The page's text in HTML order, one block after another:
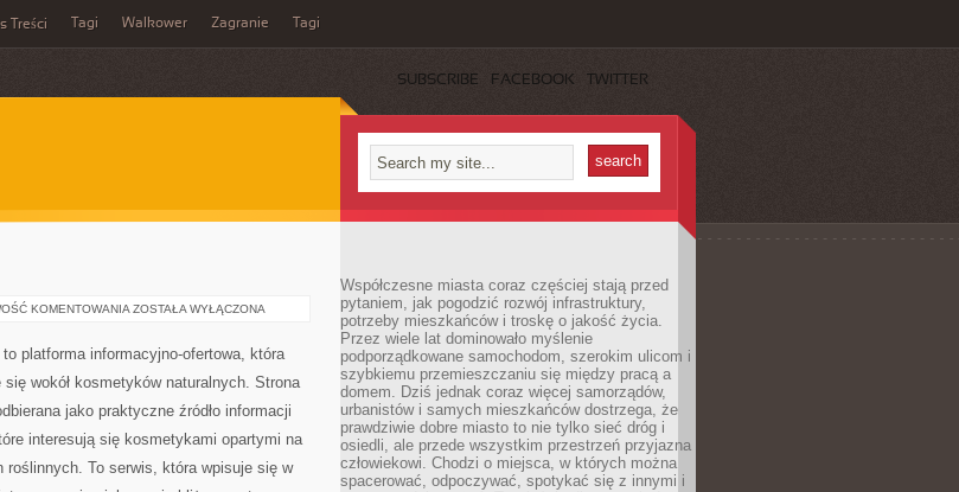
Treści Tagi Walkower Zagranie Tagi
SUBSCRIBE FACEBOOK TWITTER
KOMENTOWANIA KOSMETYKI
ZOSTAŁA WYŁĄCZONA
to platforma informacyjno-ofertowa, która
się wokół kosmetyków naturalnych. Strona
jako praktyczne źródło informacji
interesują się kosmetykami opartymi na
roślinnych. To serwis, która wpisuje się w
Współczesne miasta coraz częściej stają przed
pytaniem, jak pogodzić rozwój infrastruktury,
potrzeby mieszkańców i troskę o jakość życia.
Przez wiele lat dominowało myślenie
podporządkowane samochodom, szerokim ulicom i
szybkiemu przemieszczaniu się między pracą a
domem. Dziś jednak coraz więcej samorządów,
urbanistów i samych mieszkańców dostrzega, że
prawdziwie dobre miasto to nie tylko sieć dróg i
osiedli, ale przede wszystkim przestrzeń przyjazna
człowiekowi. Chodzi o miejsca, w których można
spacerować, odpoczywać, spotykać się z innymi i